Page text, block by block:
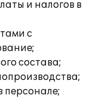
и налогов в
с
состава;
персонале;